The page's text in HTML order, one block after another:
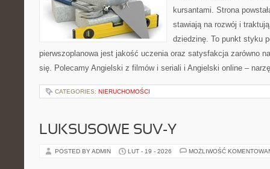
kursantami. Strona
stawiają na rozwój i
dziedzinę. To punkt styku
pierwszoplanowa jest jakość uczenia oraz satysfakcja zarówno
się. Polecamy Angielski z filmów i seriali i Angielski online –
CATEGORIES: NIERUCHOMOŚCI
LUKSUSOWE SUV-Y
POSTED BY ADMIN LUT - 19 - 2026 MOŻLIWOŚĆ